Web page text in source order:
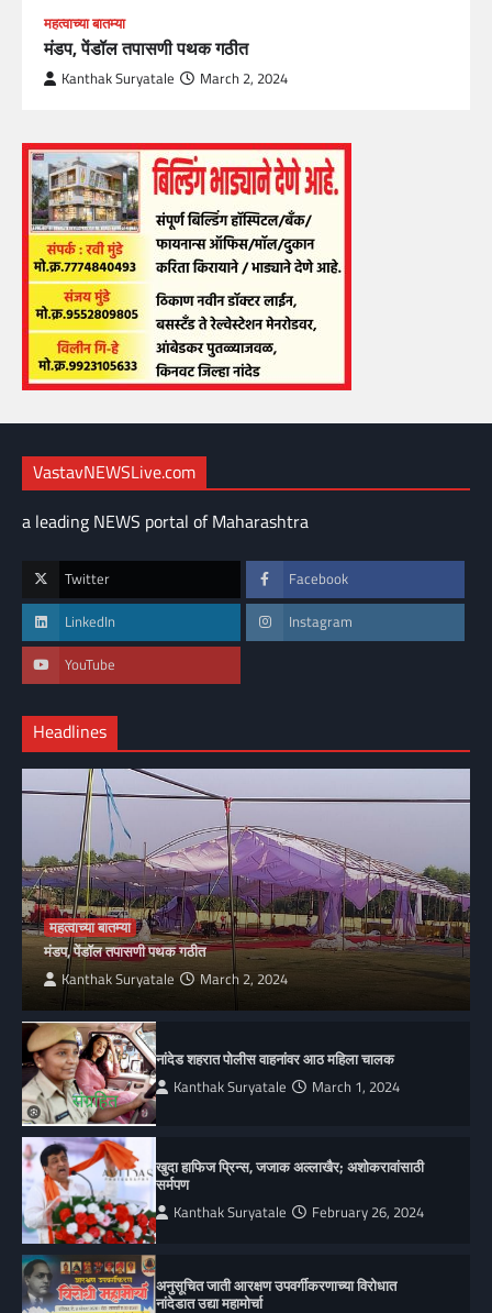
महत्वाच्या बातम्या
मंडप, पेंडॉल तपासणी पथक गठीत
Kanthak Suryatale March 2, 2024
VastavNEWSLive.com
a leading NEWS portal of Maharashtra
Twitter Facebook
LinkedIn Instagram
YouTube
Headlines
महत्वाच्या बातम्या
मंडप, पेंडॉल तपासणी पथक गठीत
Kanthak Suryatale March 2, 2024
नांदेड शहरात पोलीस वाहनांवर आठ महिला चालक
Kanthak Suryatale March 1, 2024
खुदा हाफिज प्रिन्स, जजाक अल्लाखैर; अशोकरावांसाठी
सर्मपण
Kanthak Suryatale February 26, 2024
अनुसूचित जाती आरक्षण उपवर्गीकरणाच्या विरोधात
नांदेडात उद्या महामोर्चा